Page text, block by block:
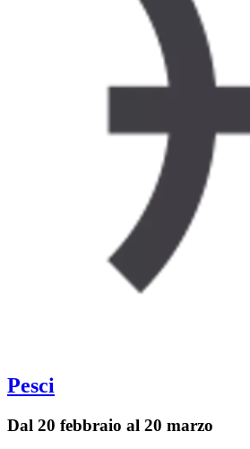
Pesci
Dal 20 febbraio al 20 marzo